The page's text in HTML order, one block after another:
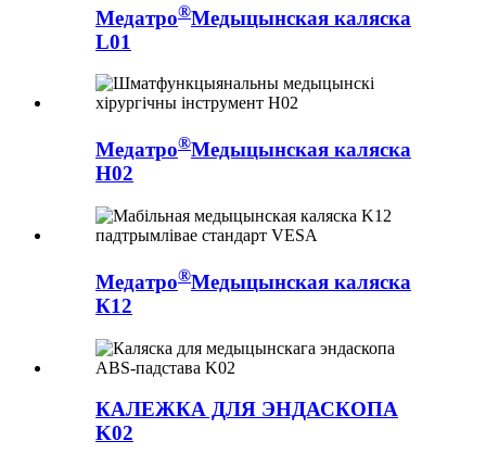
Медатро®Медыцынская каляска
L01
Медатро®Медыцынская каляска
H02
Медатро®Медыцынская каляска
К12
КАЛЕЖКА ДЛЯ ЭНДАСКОПА
K02